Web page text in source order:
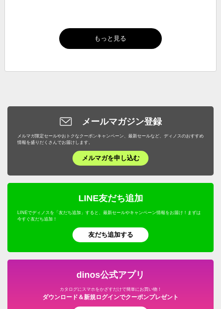
もっと見る
メールマガジン登録
メルマガ限定セールやおトクなクーポンキャンペーン、最新セールなど、ディノスのおすすめ
情報を盛りだくさんでお届けします。
メルマガを申し込む
LINE友だち追加
LINEでディノスを「友だち追加」すると、最新セールやキャンペーン情報をお届け！まずは
今すぐ友だち追加！
友だち追加する
dinos公式アプリ
カタログにスマホをかざすだけで簡単にお買い物！
ダウンロード＆新規ログインでクーポンプレゼント